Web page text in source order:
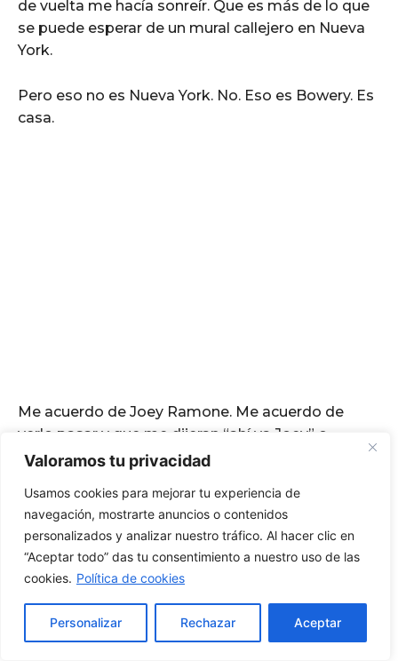
Valoramos tu privacidad
Usamos cookies para mejorar tu experiencia de
navegación, mostrarte anuncios o contenidos
personalizados y analizar nuestro tráfico. Al hacer clic en
“Aceptar todo” das tu consentimiento a nuestro uso de las
cookies. Política de cookies
Personalizar Rechazar Aceptar